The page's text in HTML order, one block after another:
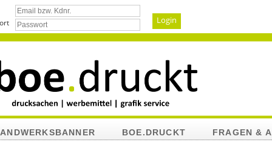
BOE.DRUCKT FRAGEN &